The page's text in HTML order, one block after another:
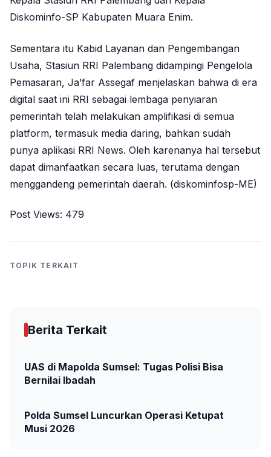
Diskominfo-SP Kabupaten Muara Enim.
Sementara itu Kabid Layanan dan Pengembangan
Usaha, Stasiun RRI Palembang didampingi Pengelola
Pemasaran, Ja’far Assegaf menjelaskan bahwa di era
digital saat ini RRI sebagai lembaga penyiaran
pemerintah telah melakukan amplifikasi di semua
platform, termasuk media daring, bahkan sudah
punya aplikasi RRI News. Oleh karenanya hal tersebut
dapat dimanfaatkan secara luas, terutama dengan
menggandeng pemerintah daerah. (diskominfosp-ME)
Post Views: 479
TOPIK TERKAIT
Berita Terkait
UAS di Mapolda Sumsel: Tugas Polisi Bisa
Bernilai Ibadah
Polda Sumsel Luncurkan Operasi Ketupat
Musi 2026